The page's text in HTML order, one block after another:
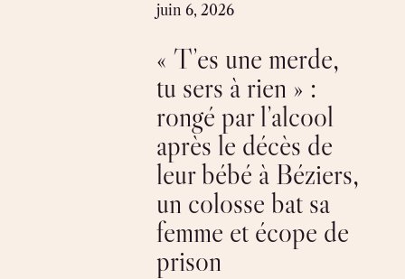
juin 6, 2026
« T’es une merde,
tu sers à rien » :
rongé par l’alcool
après le décès de
leur bébé à Béziers,
un colosse bat sa
femme et écope de
prison